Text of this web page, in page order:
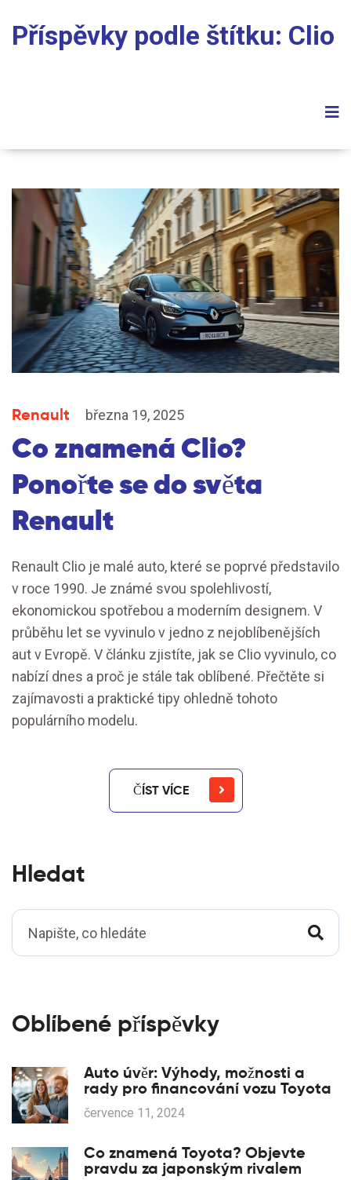
Příspěvky podle štítku: Clio
Renault března 19, 2025
Co znamená Clio?
Ponořte se do světa
Renault
Renault Clio je malé auto, které se poprvé představilo
v roce 1990. Je známé svou spolehlivostí,
ekonomickou spotřebou a moderním designem. V
průběhu let se vyvinulo v jedno z nejoblíbenějších
aut v Evropě. V článku zjistíte, jak se Clio vyvinulo, co
nabízí dnes a proč je stále tak oblíbené. Přečtěte si
zajímavosti a praktické tipy ohledně tohoto
populárního modelu.
ČÍST VÍCE
Hledat
Oblíbené příspěvky
Auto úvěr: Výhody, možnosti a
rady pro financování vozu Toyota
července 11, 2024
Co znamená Toyota? Objevte
pravdu za japonským rivalem